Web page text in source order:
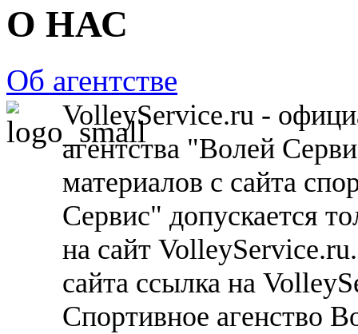
О НАС
Об агентстве
VolleyService.ru -
агентства "Волей
материалов с сайта
Сервис" допускается
на сайт
сайта ссылка на
Спортивное агенство